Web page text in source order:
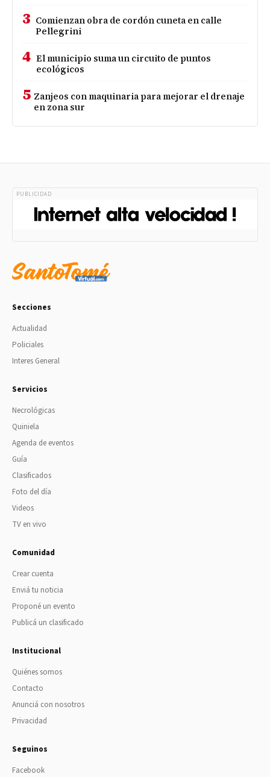
3 Comienzan obra de cordón cuneta en calle
Pellegrini
4 El municipio suma un circuito de puntos
ecológicos
5 Zanjeos con maquinaria para mejorar el drenaje
en zona sur
PUBLICIDAD
Secciones
Actualidad
Policiales
Interes General
Servicios
Necrológicas
Quiniela
Agenda de eventos
Guía
Clasificados
Foto del día
Videos
TV en vivo
Comunidad
Crear cuenta
Enviá tu noticia
Proponé un evento
Publicá un clasificado
Institucional
Quiénes somos
Contacto
Anunciá con nosotros
Privacidad
Seguinos
Facebook